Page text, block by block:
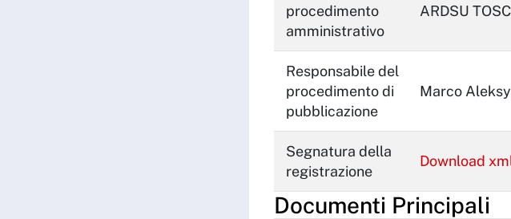
procedimento
amministrativo
ARDSU
Responsabile del
procedimento di
pubblicazione
Marco
Segnatura della
registrazione
Download
Documenti Principali